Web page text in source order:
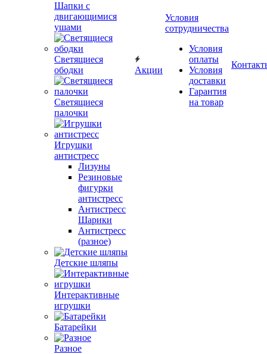
Шапки с
двигающимися
ушами
Светящиеся
ободки
Светящиеся
палочки
Игрушки
антистресс
Лизуны
Резиновые
фигурки
антистресс
Антистресс
Шарики
Антистресс
(разное)
Детские шляпы
Интерактивные
игрушки
Батарейки
Разное
Акции
Условия
сотрудничества
Условия
оплаты
Условия
доставки
Гарантия
на товар